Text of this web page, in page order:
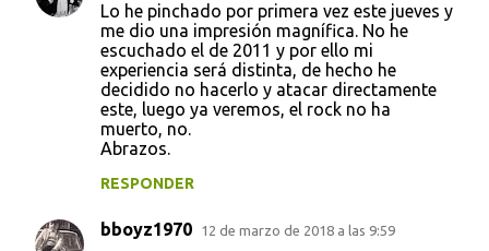
Lo he pinchado por primera vez este jueves y
me dio una impresión magnífica. No he
escuchado el de 2011 y por ello mi
experiencia será distinta, de hecho he
decidido no hacerlo y atacar directamente
este, luego ya veremos, el rock no ha
muerto, no.
Abrazos.
RESPONDER
bboyz1970 12 de marzo de 2018 a las 9:59